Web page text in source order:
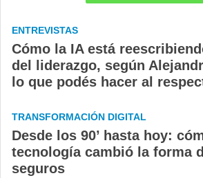
ENTREVISTAS
Cómo la IA está
del liderazgo, según
lo que podés hacer al
TRANSFORMACIÓN DIGITAL
Desde los 90’ hasta hoy:
tecnología cambió la forma
seguros